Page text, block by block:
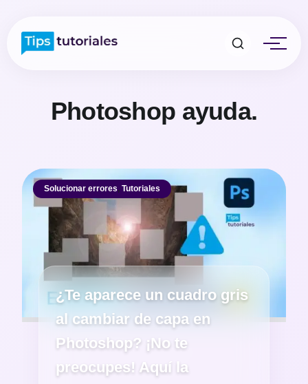
Photoshop ayuda.
Solucionar errores, Tutoriales
¿Te aparece un cuadro gris
al cambiar de capa en
Photoshop? ¡No te
preocupes! Aquí la